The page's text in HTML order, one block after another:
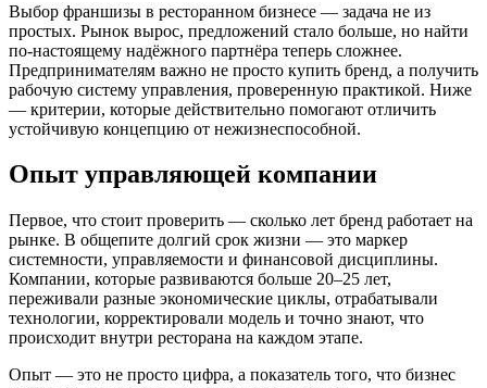
Выбор франшизы в ресторанном бизнесе — задача не из
простых. Рынок вырос, предложений стало больше, но найти
по-настоящему надёжного партнёра теперь сложнее.
Предпринимателям важно не просто купить бренд, а получить
рабочую систему управления, проверенную практикой. Ниже
— критерии, которые действительно помогают отличить
устойчивую концепцию от нежизнеспособной.
Опыт управляющей компании
Первое, что стоит проверить — сколько лет бренд работает на
рынке. В общепите долгий срок жизни — это маркер
системности, управляемости и финансовой дисциплины.
Компании, которые развиваются больше 20–25 лет,
переживали разные экономические циклы, отрабатывали
технологии, корректировали модель и точно знают, что
происходит внутри ресторана на каждом этапе.
Опыт — это не просто цифра, а показатель того, что бизнес